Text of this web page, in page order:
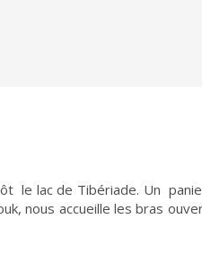
le lac de Tibériade. Un
nous accueille les bras